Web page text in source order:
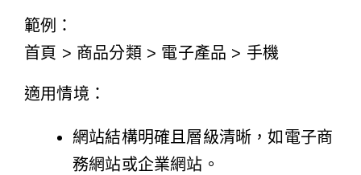
範例：
首頁 > 商品分類 > 電子產品 > 手機
適用情境：
網站結構明確且層級清晰，如電子商
務網站或企業網站。